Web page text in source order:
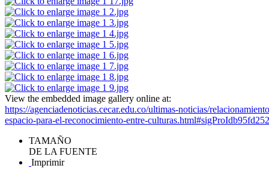
View the embedded image gallery online at:
https://agenciadenoticias.cecar.edu.co/ultimas-noticias/
espacio-para-el-reconocimiento-entre-
TAMAÑO
DE LA FUENTE
Imprimir